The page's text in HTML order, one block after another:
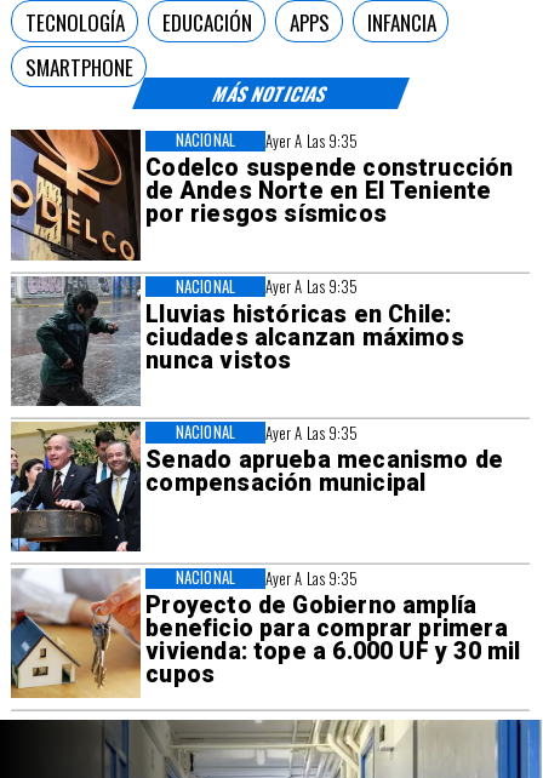
MÁS NOTICIAS
Ayer A Las 9:35
Codelco suspende construcción
de Andes Norte en El Teniente
por riesgos sísmicos
NACIONAL
Ayer A Las 9:35
Lluvias históricas en Chile:
ciudades alcanzan máximos
nunca vistos
NACIONAL
Ayer A Las 9:35
Senado aprueba mecanismo de
compensación municipal
NACIONAL
Ayer A Las 9:35
Proyecto de Gobierno amplía
beneficio para comprar primera
vivienda: tope a 6.000 UF y 30 mil
cupos
NACIONAL
TECNOLOGÍA EDUCACIÓN APPS
INFANCIA
SMARTPHONE